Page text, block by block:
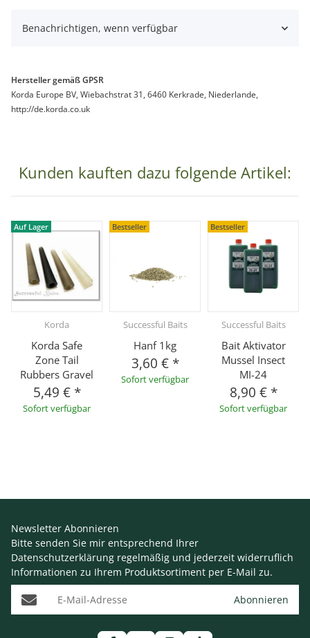
Benachrichtigen, wenn verfügbar
Hersteller gemäß GPSR
Korda Europe BV, Wiebachstrat 31, 6460 Kerkrade, Niederlande,
http://de.korda.co.uk
Kunden kauften dazu folgende Artikel:
Auf Lager
Korda
Korda Safe
Zone Tail
Rubbers Gravel
5,49 € *
Sofort verfügbar
Bestseller
Successful Baits
Hanf 1kg
3,60 € *
Sofort verfügbar
Bestseller
Successful Baits
Bait Aktivator
Mussel Insect
MI-24
8,90 € *
Sofort verfügbar
Newsletter Abonnieren
Bitte senden Sie mir entsprechend Ihrer
Datenschutzerklärung regelmäßig und jederzeit widerruflich
Informationen zu Ihrem Produktsortiment per E-Mail zu.
E-Mail-Adresse Abonnieren